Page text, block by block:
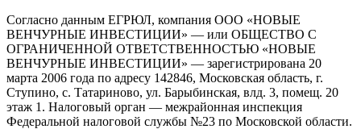
Согласно данным ЕГРЮЛ, компания ООО «НОВЫЕ
ВЕНЧУРНЫЕ ИНВЕСТИЦИИ» — или ОБЩЕСТВО С
ОГРАНИЧЕННОЙ ОТВЕТСТВЕННОСТЬЮ «НОВЫЕ
ВЕНЧУРНЫЕ ИНВЕСТИЦИИ» — зарегистрирована 20
марта 2006 года по адресу 142846, Московская область, г.
Ступино, с. Татариново, ул. Барыбинская, влд. 3, помещ. 20
этаж 1. Налоговый орган — межрайонная инспекция
Федеральной налоговой службы №23 по Московской области.